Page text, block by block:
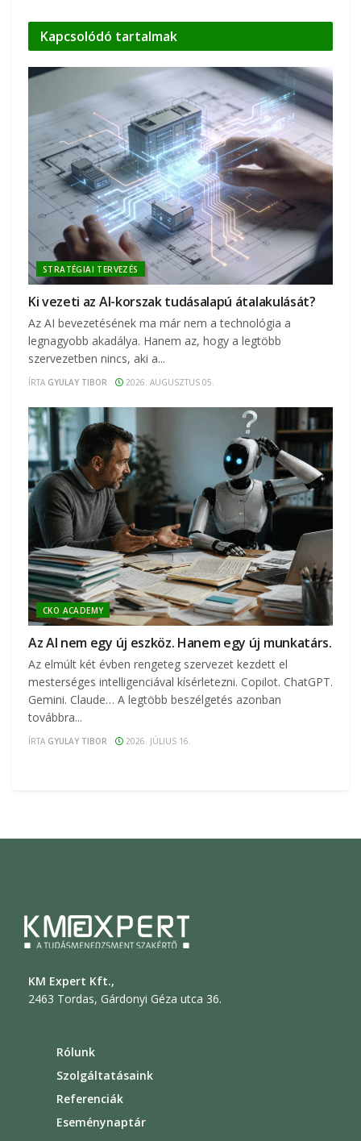
Kapcsolódó tartalmak
STRATÉGIAI TERVEZÉS
Ki vezeti az AI-korszak tudásalapú átalakulását?
Az AI bevezetésének ma már nem a technológia a
legnagyobb akadálya. Hanem az, hogy a legtöbb
szervezetben nincs, aki a...
ÍRTA GYULAY TIBOR 2026. AUGUSZTUS 05.
CKO ACADEMY
Az AI nem egy új eszköz. Hanem egy új munkatárs.
Az elmúlt két évben rengeteg szervezet kezdett el
mesterséges intelligenciával kísérletezni. Copilot. ChatGPT.
Gemini. Claude… A legtöbb beszélgetés azonban
továbbra...
ÍRTA GYULAY TIBOR 2026. JÚLIUS 16.
KM Expert Kft.,
2463 Tordas, Gárdonyi Géza utca 36.
Rólunk
Szolgáltatásaink
Referenciák
Eseménynaptár